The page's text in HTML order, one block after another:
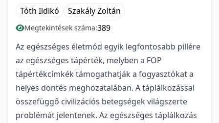
Tóth Ildikó Szakály Zoltán
Megtekintések száma:389
Az egészséges életmód egyik legfontosabb pillére
az egészséges tápérték, melyben a FOP
tápértékcímkék támogathatják a fogyasztókat a
helyes döntés meghozatalában. A táplálkozással
összefüggő civilizációs betegségek világszerte
problémát jelentenek. Az egészséges táplálkozás